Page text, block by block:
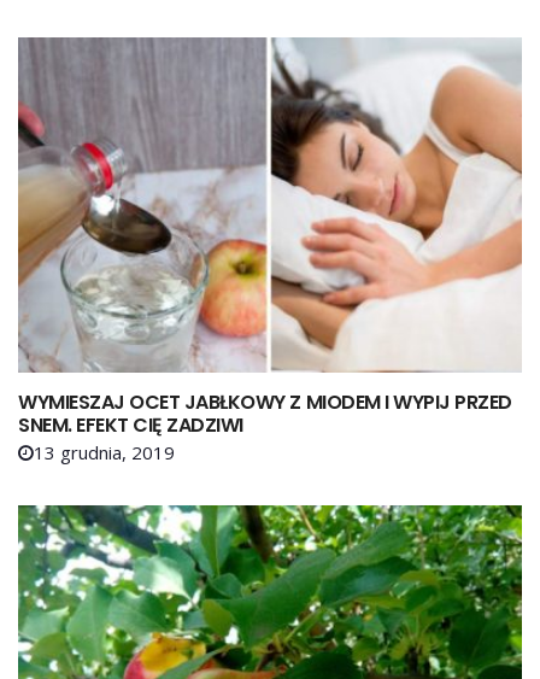
WYMIESZAJ OCET JABŁKOWY Z MIODEM I WYPIJ PRZED
SNEM. EFEKT CIĘ ZADZIWI
13 grudnia, 2019